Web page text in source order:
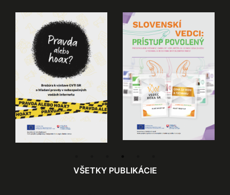
VŠETKY PUBLIKÁCIE